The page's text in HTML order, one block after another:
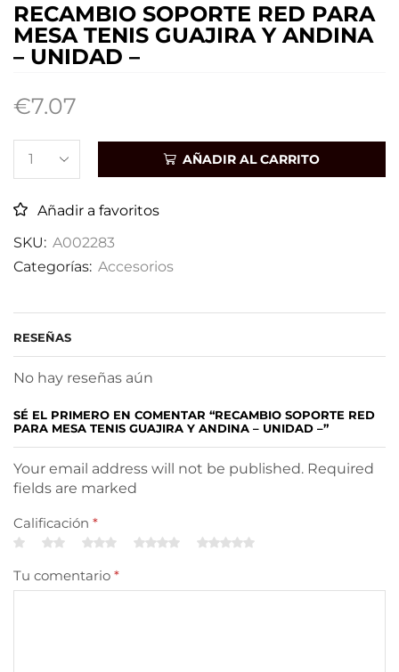
RECAMBIO SOPORTE RED PARA
MESA TENIS GUAJIRA Y ANDINA
– UNIDAD –
€7.07
AÑADIR AL CARRITO
Añadir a favoritos
SKU: A002283
Categorías: Accesorios
RESEÑAS
No hay reseñas aún
SÉ EL PRIMERO EN COMENTAR “RECAMBIO SOPORTE RED
PARA MESA TENIS GUAJIRA Y ANDINA – UNIDAD –”
Your email address will not be published. Required
fields are marked
Calificación *
Tu comentario *